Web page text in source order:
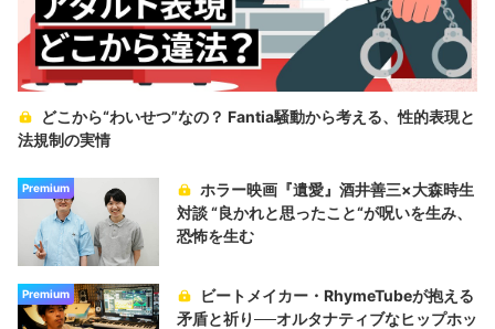
どこから“わいせつ”なの？ Fantia騒動から考える、性的表現と
法規制の実情
Premium
ホラー映画『遺愛』酒井善三×大森時生
対談 “良かれと思ったこと“が呪いを生み、
恐怖を生む
Premium
ビートメイカー・RhymeTubeが抱える
矛盾と祈り──オルタナティブなヒップホッ